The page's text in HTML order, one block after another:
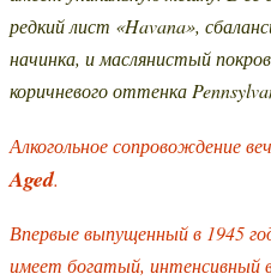
редкий лист «Havana»,
начинка, и маслянистый
коричневого оттенка
Алкогольное сопровождение
Aged.
Впервые выпущенный в 1945
имеет богатый, интенсивный